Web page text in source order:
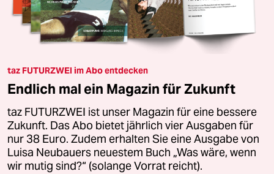
taz FUTURZWEI im Abo entdecken
Endlich mal ein Magazin für Zukunft
taz FUTURZWEI ist unser Magazin für eine bessere
Zukunft. Das Abo bietet jährlich vier Ausgaben für
nur 38 Euro. Zudem erhalten Sie eine Ausgabe von
Luisa Neubauers neuestem Buch „Was wäre, wenn
wir mutig sind?“ (solange Vorrat reicht).